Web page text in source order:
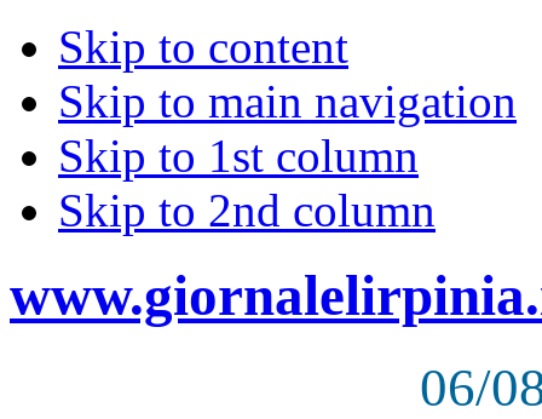
Skip to content
Skip to main navigation
Skip to 1st column
Skip to 2nd column
06/